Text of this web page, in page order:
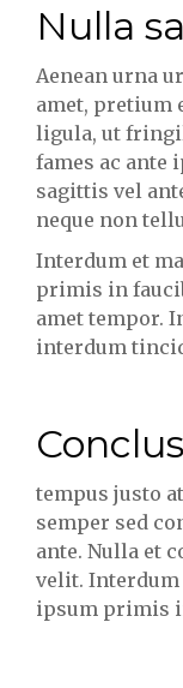
Nulla
Aenean urna
amet, pretium
ligula, ut
fames ac ante
sagittis vel
neque non
Interdum et
primis in
amet tempor.
interdum
tempus justo
semper sed
ante. Nulla et
velit. Interdum
ipsum primis